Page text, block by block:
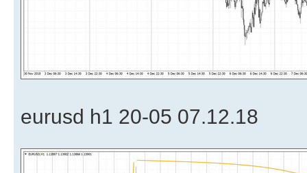
eurusd h1 20-05 07.12.18